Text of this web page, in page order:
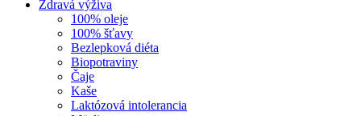
Zdravá výživa
100% oleje
100% šťavy
Bezlepková diéta
Biopotraviny
Čaje
Kaše
Laktózová intolerancia